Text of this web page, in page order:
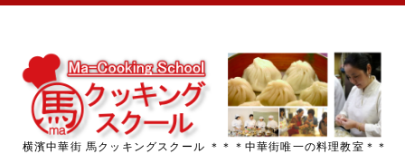
横濱中華街 馬クッキングスクール ＊＊＊中華街唯一の料理教室＊＊